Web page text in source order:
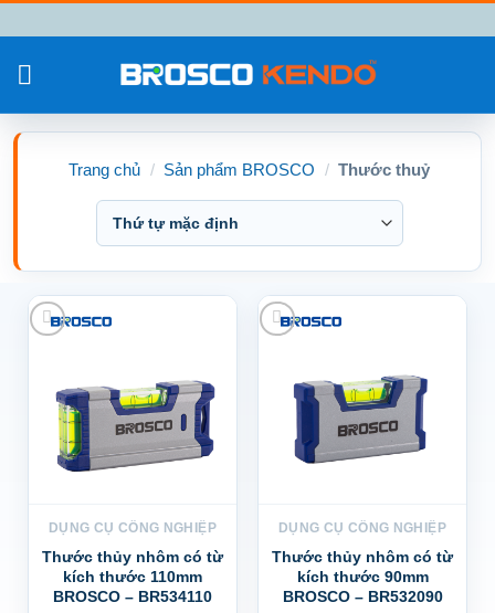
đến
nội
Trang chủ / Sản phẩm BROSCO / Thước thuỷ
DỤNG CỤ CÔNG NGHIỆP
Thước thủy nhôm có từ
kích thước 110mm
BROSCO – BR534110
DỤNG CỤ CÔNG NGHIỆP
Thước thủy nhôm có từ
kích thước 90mm
BROSCO – BR532090